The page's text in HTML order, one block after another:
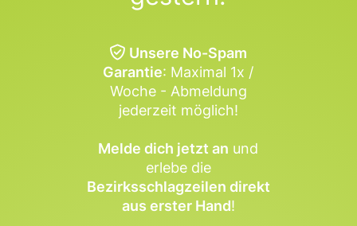
Unsere No-Spam
Garantie: Maximal 1x /
Woche - Abmeldung
jederzeit möglich!
Melde dich jetzt an und
erlebe die
Bezirksschlagzeilen direkt
aus erster Hand!